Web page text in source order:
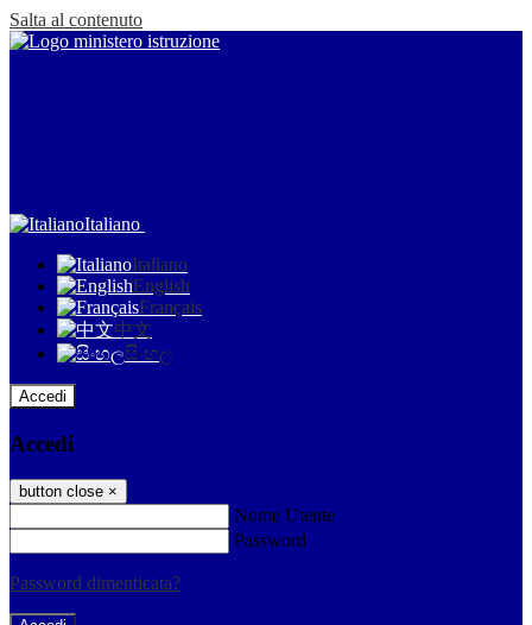
Salta al contenuto
Italiano
Italiano
English
Français
中文
සිංහල
Accedi
Accedi
button close ×
Nome Utente
Password
Password dimenticata?